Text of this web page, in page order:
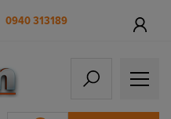
0940 313189